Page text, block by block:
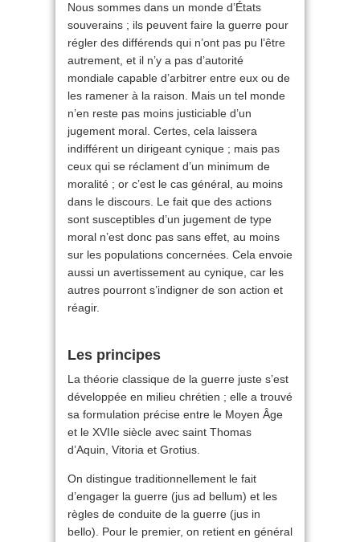
Nous sommes dans un monde d’États
souverains ; ils peuvent faire la guerre pour
régler des différends qui n’ont pas pu l’être
autrement, et il n’y a pas d’autorité
mondiale capable d’arbitrer entre eux ou de
les ramener à la raison. Mais un tel monde
n’en reste pas moins justiciable d’un
jugement moral. Certes, cela laissera
indifférent un dirigeant cynique ; mais pas
ceux qui se réclament d’un minimum de
moralité ; or c’est le cas général, au moins
dans le discours. Le fait que des actions
sont susceptibles d’un jugement de type
moral n’est donc pas sans effet, au moins
sur les populations concernées. Cela envoie
aussi un avertissement au cynique, car les
autres pourront s’indigner de son action et
réagir.
Les principes
La théorie classique de la guerre juste s’est
développée en milieu chrétien ; elle a trouvé
sa formulation précise entre le Moyen Âge
et le XVIIe siècle avec saint Thomas
d’Aquin, Vitoria et Grotius.
On distingue traditionnellement le fait
d’engager la guerre (jus ad bellum) et les
règles de conduite de la guerre (jus in
bello). Pour le premier, on retient en général